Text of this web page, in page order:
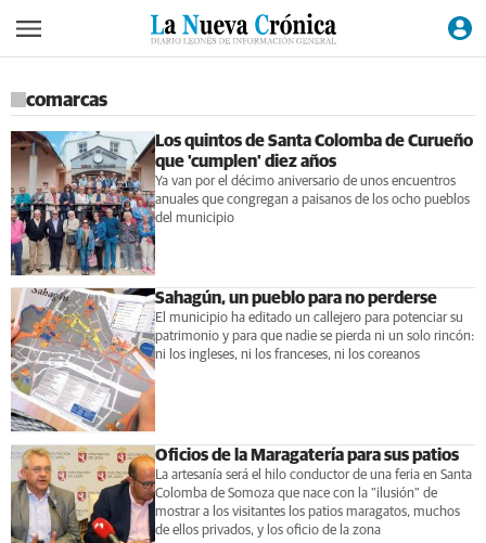
comarcas
Los quintos de Santa Colomba de Curueño
que 'cumplen' diez años
Ya van por el décimo aniversario de unos encuentros
anuales que congregan a paisanos de los ocho pueblos
del municipio
Sahagún, un pueblo para no perderse
El municipio ha editado un callejero para potenciar su
patrimonio y para que nadie se pierda ni un solo rincón:
ni los ingleses, ni los franceses, ni los coreanos
Oficios de la Maragatería para sus patios
La artesanía será el hilo conductor de una feria en Santa
Colomba de Somoza que nace con la "ilusión" de
mostrar a los visitantes los patios maragatos, muchos
de ellos privados, y los oficio de la zona